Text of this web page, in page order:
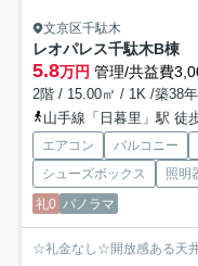
文京区千駄木
レオパレス千駄木B棟
5.8万円 管理/共益費
2階 / 15.00㎡ / 1K /築38年
山手線「日暮里」駅 徒
エアコン バルコニー
シューズボックス
照明
礼0 パノラマ
☆礼金なし☆開放感ある天